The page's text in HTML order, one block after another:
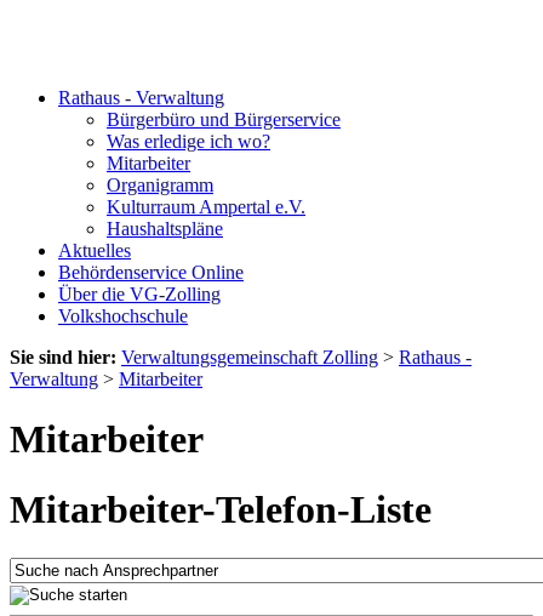
Rathaus - Verwaltung
Bürgerbüro und Bürgerservice
Was erledige ich wo?
Mitarbeiter
Organigramm
Kulturraum Ampertal e.V.
Haushaltspläne
Aktuelles
Behördenservice Online
Über die VG-Zolling
Volkshochschule
Sie sind hier: Verwaltungsgemeinschaft Zolling > Rathaus -
Verwaltung > Mitarbeiter
Mitarbeiter
Mitarbeiter-Telefon-Liste